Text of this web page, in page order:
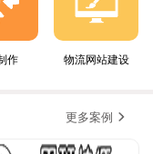
程
《集运系统》合同！
集运公司~
作 物流网站建设
更多案例